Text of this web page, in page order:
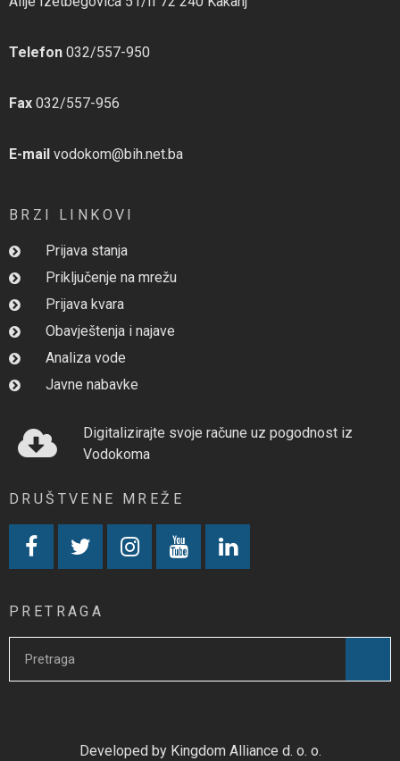
Telefon 032/557-950
Fax 032/557-956
E-mail vodokom@bih.net.ba
BRZI LINKOVI
Prijava stanja
Priključenje na mrežu
Prijava kvara
Obavještenja i najave
Analiza vode
Javne nabavke
Digitalizirajte svoje račune uz pogodnost iz
Vodokoma
DRUŠTVENE MREŽE
PRETRAGA
Developed by Kingdom Alliance d. o. o.